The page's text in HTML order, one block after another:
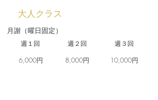
大人クラス
​月謝（曜日固定）
​週１回
週２回 週３回
6,000円 8,000円 10,000円